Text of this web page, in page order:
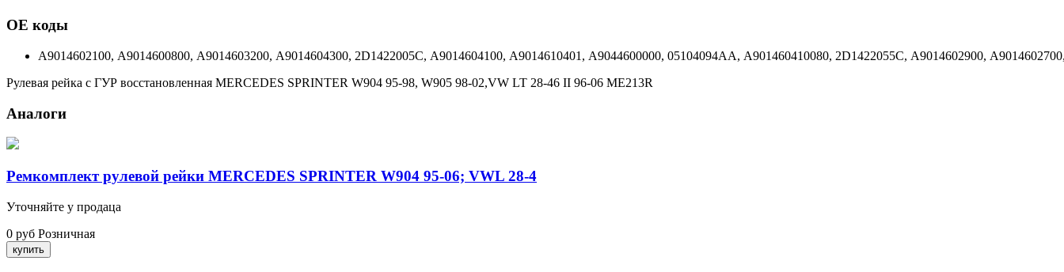
ОЕ коды
A9014602100, A9014600800, A9014603200, A9014604300, 2D1422005C, A9014604100, A9014610401, A9044600000, 05104094AA, A901460410080, 2D1422055C, A9014602900,
Рулевая рейка с ГУР восстановленная MERCEDES SPRINTER W904 95-98, W905 98-02,VW LT 28-46 II 96-06 ME213R
Аналоги
Ремкомплект рулевой рейки MERCEDES SPRINTER W904 95-06; VWL 28-4
Уточняйте у продаца
0 руб Розничная